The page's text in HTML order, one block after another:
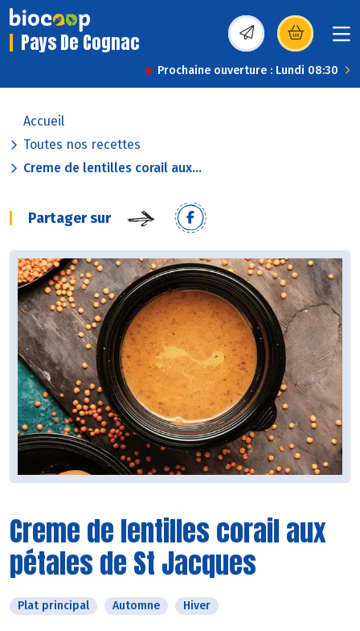
Pays De Cognac (s’ouvre dans une
Prochaine ouverture : Lundi 08:30
Accueil
Toutes nos recettes
Creme de lentilles corail aux...
Partager sur
Creme de lentilles corail aux
pétales de St Jacques
Plat principal Automne Hiver